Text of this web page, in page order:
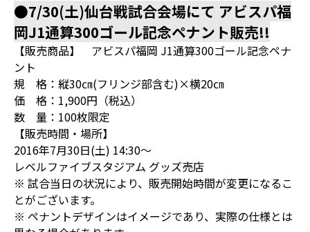
●7/30(土)仙台戦試合会場にて アビスパ福
岡J1通算300ゴール記念ペナント販売!!
【販売商品】 アビスパ福岡 J1通算300ゴール記念ペナ
ント
規 格：縦30㎝(フリンジ部含む)×横20㎝
価 格：1,900円（税込）
数 量：100枚限定
【販売時間・場所】
2016年7月30日(土) 14:30～
レベルファイブスタジアム グッズ売店
※ 試合当日の状況により、販売開始時間が変更になるこ
とがございます。
※ ペナントデザインはイメージであり、実際の仕様とは